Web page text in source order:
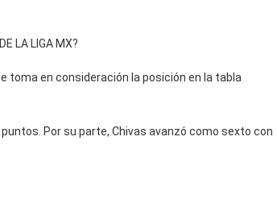
LA LIGA MX?
toma en consideración la posición en la tabla
Por su parte, Chivas avanzó como sexto con